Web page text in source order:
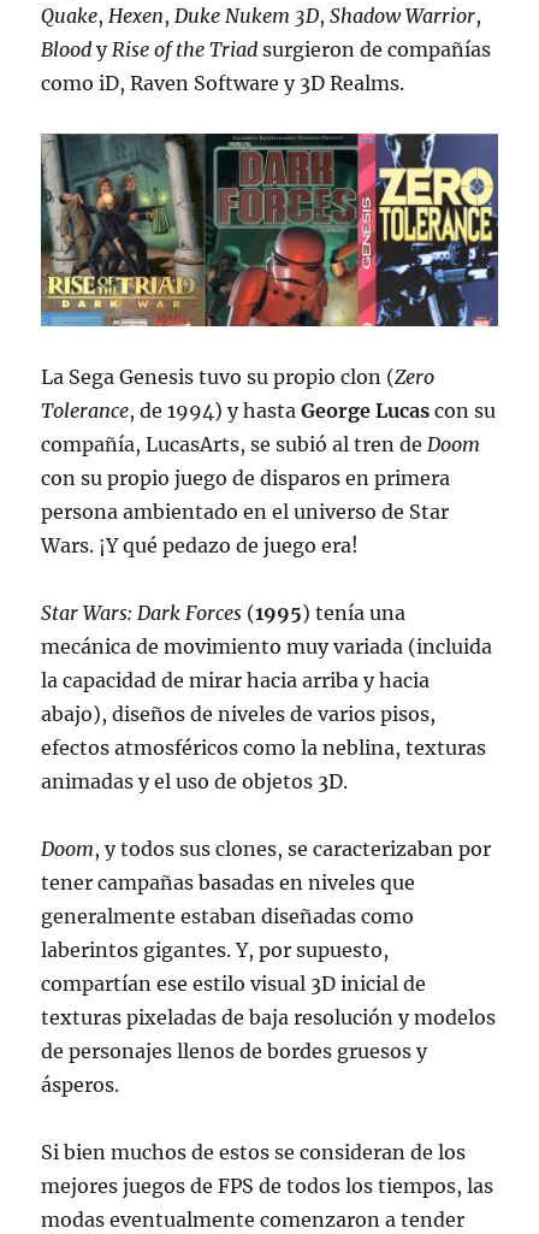
Quake, Hexen, Duke Nukem 3D,Shadow Warrior,
Blood y Rise of the Triad surgieron de compañías
como iD, Raven Software y 3D Realms.
La Sega Genesis tuvo su propio clon (Zero
Tolerance, de 1994) y hastaGeorge Lucas con su
compañía, LucasArts, se subió al tren deDoom
con su propio juego de disparos en primera
persona ambientado en el universo de Star
Wars. ¡Y qué pedazo de juego era!
Star Wars: Dark Forces (1995) tenía una
mecánica de movimiento muy variada (incluida
la capacidad de mirar hacia arriba y hacia
abajo), diseños de niveles de varios pisos,
efectos atmosféricos como la neblina, texturas
animadas y el uso de objetos 3D.
Doom, y todos sus clones, se caracterizaban por
tener campañas basadas en niveles que
generalmente estaban diseñadas como
laberintos gigantes. Y, por supuesto,
compartían ese estilo visual 3D inicial de
texturas pixeladas de baja resolución y modelos
de personajes llenos de bordes gruesos y
ásperos.
Si bien muchos de estos se consideran de los
mejores juegos de FPS de todos los tiempos, las
modas eventualmente comenzaron a tender